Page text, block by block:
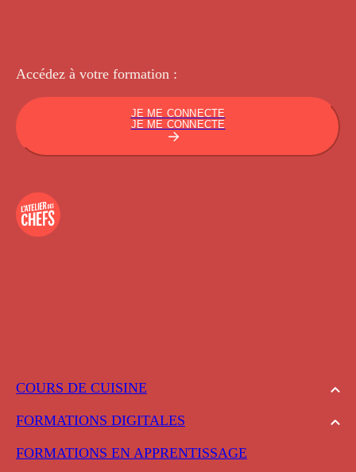
COURS DE CUISINE
FORMATIONS DIGITALES
FORMATIONS EN APPRENTISSAGE
Accédez à votre formation :
JE ME CONNECTE
JE ME CONNECTE